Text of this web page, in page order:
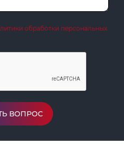
обработки персональных
ВОПРОС